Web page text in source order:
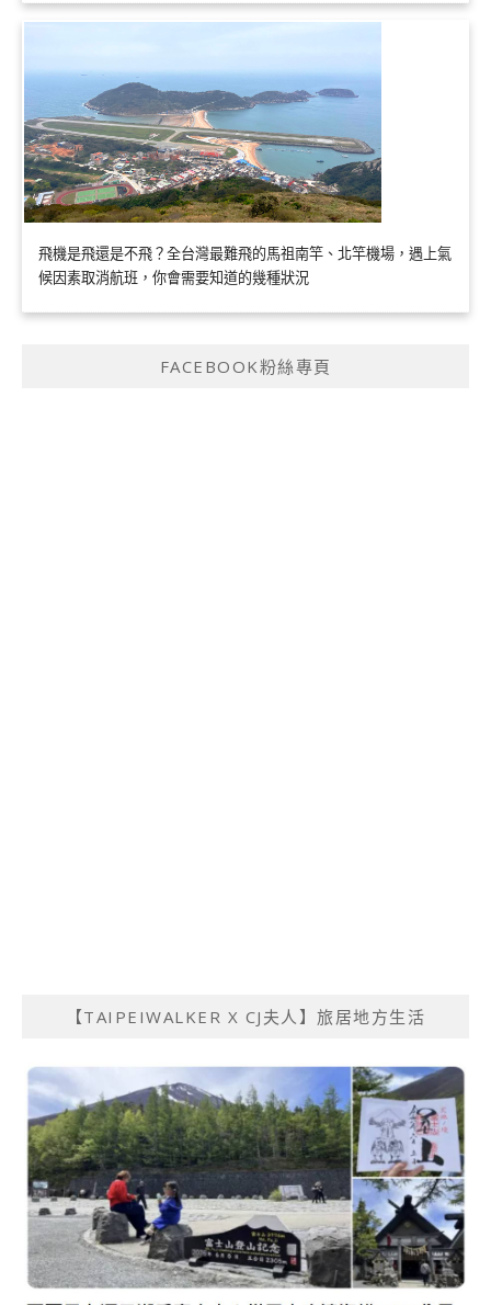
飛機是飛還是不飛？全台灣最難飛的馬祖南竿、北竿機場，遇上氣
候因素取消航班，你會需要知道的幾種狀況
FACEBOOK粉絲專頁
【TAIPEIWALKER X CJ夫人】旅居地方生活